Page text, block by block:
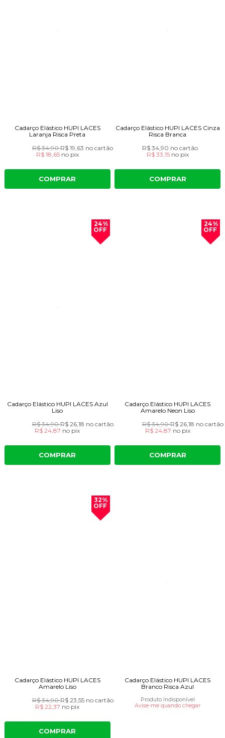
Cadarço Elástico HUPI LACES
Laranja Risca Preta
R$ 34,90R$ 19,63 no cartão
R$ 18,65 no pix
COMPRAR
Cadarço Elástico HUPI LACES Cinza
Risca Branca
R$ 34,90 no cartão
R$ 33,15 no pix
COMPRAR
24%
OFF
Cadarço Elástico HUPI LACES Azul
Liso
R$ 34,90R$ 26,18 no cartão
R$ 24,87 no pix
COMPRAR
24%
OFF
Cadarço Elástico HUPI LACES
Amarelo Neon Liso
R$ 34,90R$ 26,18 no cartão
R$ 24,87 no pix
COMPRAR
32%
OFF
Cadarço Elástico HUPI LACES
Amarelo Liso
R$ 34,90R$ 23,55 no cartão
R$ 22,37 no pix
COMPRAR
Cadarço Elástico HUPI LACES
Branco Risca Azul
Produto Indisponível
Avise-me quando chegar